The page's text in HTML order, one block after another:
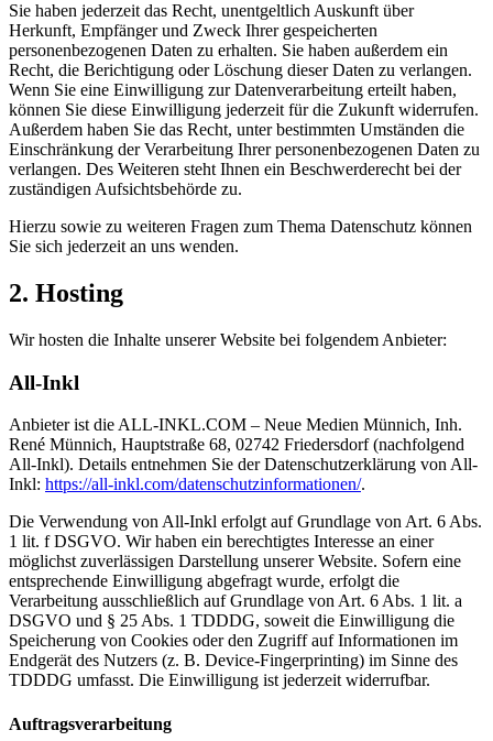
Sie haben jederzeit das Recht, unentgeltlich Auskunft über
Herkunft, Empfänger und Zweck Ihrer gespeicherten
personenbezogenen Daten zu erhalten. Sie haben außerdem ein
Recht, die Berichtigung oder Löschung dieser Daten zu verlangen.
Wenn Sie eine Einwilligung zur Datenverarbeitung erteilt haben,
können Sie diese Einwilligung jederzeit für die Zukunft widerrufen.
Außerdem haben Sie das Recht, unter bestimmten Umständen die
Einschränkung der Verarbeitung Ihrer personenbezogenen Daten zu
verlangen. Des Weiteren steht Ihnen ein Beschwerderecht bei der
zuständigen Aufsichtsbehörde zu.
Hierzu sowie zu weiteren Fragen zum Thema Datenschutz können
Sie sich jederzeit an uns wenden.
2. Hosting
Wir hosten die Inhalte unserer Website bei folgendem Anbieter:
All-Inkl
Anbieter ist die ALL-INKL.COM – Neue Medien Münnich, Inh.
René Münnich, Hauptstraße 68, 02742 Friedersdorf (nachfolgend
All-Inkl). Details entnehmen Sie der Datenschutzerklärung von All-
Inkl: https://all-inkl.com/datenschutzinformationen/.
Die Verwendung von All-Inkl erfolgt auf Grundlage von Art. 6 Abs.
1 lit. f DSGVO. Wir haben ein berechtigtes Interesse an einer
möglichst zuverlässigen Darstellung unserer Website. Sofern eine
entsprechende Einwilligung abgefragt wurde, erfolgt die
Verarbeitung ausschließlich auf Grundlage von Art. 6 Abs. 1 lit. a
DSGVO und § 25 Abs. 1 TDDDG, soweit die Einwilligung die
Speicherung von Cookies oder den Zugriff auf Informationen im
Endgerät des Nutzers (z. B. Device-Fingerprinting) im Sinne des
TDDDG umfasst. Die Einwilligung ist jederzeit widerrufbar.
Auftragsverarbeitung